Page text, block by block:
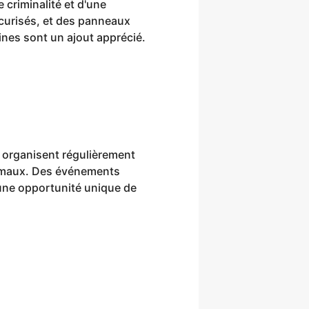
criminalité et d'une
et des panneaux
sont un ajout apprécié.
régulièrement
Des événements
opportunité unique de